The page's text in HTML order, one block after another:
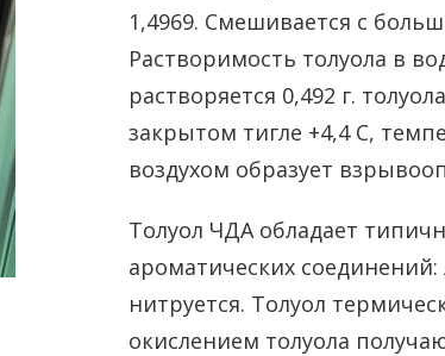
1,4969. Смешивается с
Растворимость толуола в
растворяется 0,492 г.
закрытом тигле +4,4 С,
воздухом образует
Толуол ЧДА обладает
ароматических соединений:
нитруется. Толуол
окислением толуола